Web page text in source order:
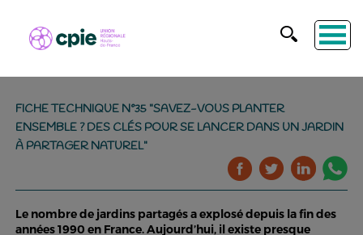
FICHE TECHNIQUE N°35 "SAVEZ-VOUS PLANTER
ENSEMBLE ? DES CLÉS POUR SE LANCER DANS UN JARDIN
À PARTAGER NATUREL"
Le nombre de jardins partagés a explosé depuis la fin des
années 1990 en France. Aujourd’hui, il existe presque